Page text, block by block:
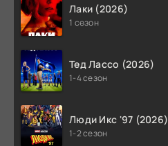
Лаки (2026)
1 сезон
Тед Лассо (2026)
1-4 сезон
Люди Икс '97 (2026)
1-2 сезон